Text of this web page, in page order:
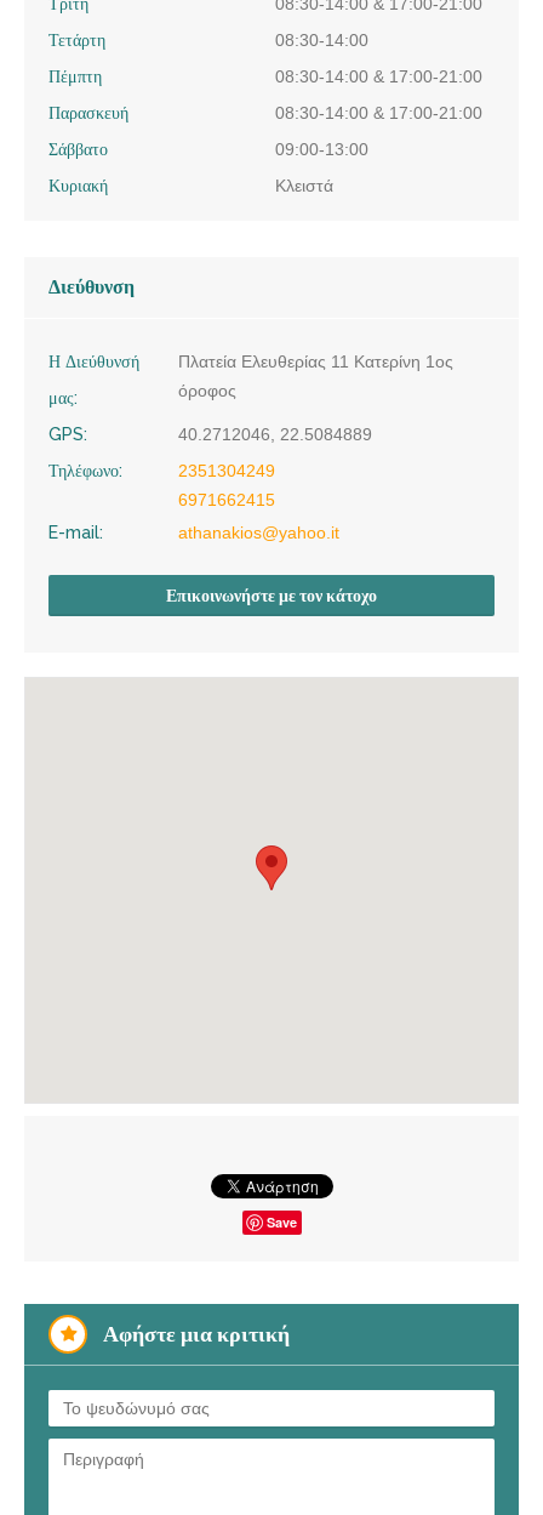
Τετάρτη
08:30-14:00
Πέμπτη
08:30-14:00 & 17:00-21:00
Παρασκευή
08:30-14:00 & 17:00-21:00
Σάββατο
09:00-13:00
Κυριακή
Κλειστά
Διεύθυνση
Η Διεύθυνσή
μας:
Πλατεία Ελευθερίας 11 Κατερίνη 1ος
όροφος
GPS:
40.2712046, 22.5084889
Τηλέφωνο:
2351304249
6971662415
E-mail:
athanakios@yahoo.it
Επικοινωνήστε με τον κάτοχο
Save
Αφήστε μια κριτική